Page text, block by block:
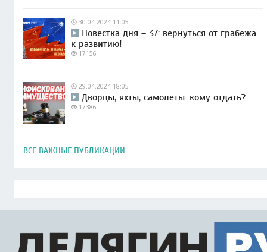
30.04.2024 11:05
Повестка дня – 37: вернуться от грабежа
к развитию!
17156
29.04.2024 18:05
Дворцы, яхты, самолеты: кому отдать?
17386
ВСЕ ВАЖНЫЕ ПУБЛИКАЦИИ